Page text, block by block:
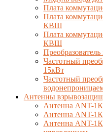
Плата
Плата
КВШ
Плата
КВШ
Частотный
15кВт
Частотный
Антенны
Антенна ANT-
Антенна ANT-
Антенна ANT-